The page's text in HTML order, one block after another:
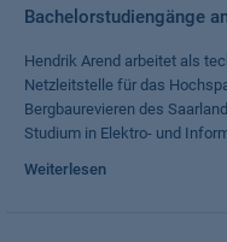
Bachelorstudiengänge
Hendrik Arend arbeitet als
Netzleitstelle für das
Bergbaurevieren des
Studium in Elektro- und
Weiterlesen